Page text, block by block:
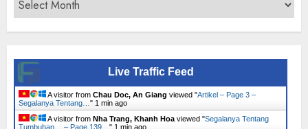
Live Traffic Feed
A visitor from Chau Doc, An Giang viewed "Artikel – Page 3 –
Segalanya Tentang… " 1 min ago
A visitor from Nha Trang, Khanh Hoa viewed "Segalanya Tentang
Tumbuhan… – Page 139… " 1 min ago